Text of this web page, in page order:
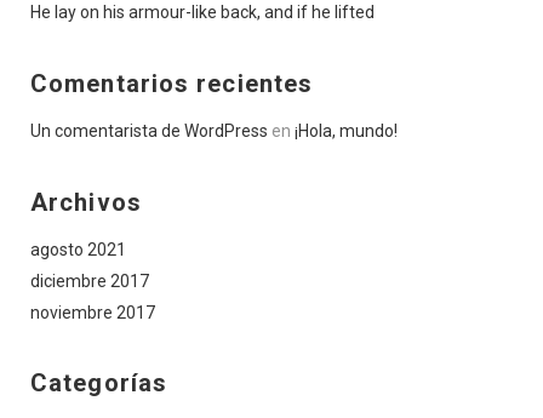
He lay on his armour-like back, and if he lifted
Comentarios recientes
Un comentarista de WordPress en ¡Hola, mundo!
Archivos
agosto 2021
diciembre 2017
noviembre 2017
Categorías